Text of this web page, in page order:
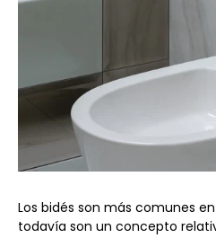
Los bidés son más comunes
todavía son un concepto